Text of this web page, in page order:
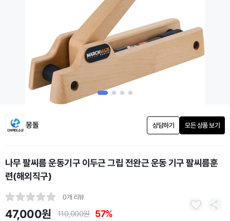
몽돌 상담하기 모든 상품 보기
나무 팔씨름 운동기구 이두근 그립 전완근 운동 기구 팔씨름훈
련(해외직구)
0개 리뷰
47,000원 110,000원 57%